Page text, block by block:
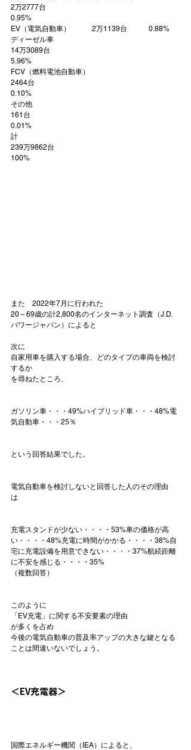
2万2777台
0.95%
EV（電気自動車）
2万1139台 0.88%
ディーゼル車
14万3089台
5.96%
FCV（燃料電池自動車）
2464台
0.10%
その他
161台
0.01%
計
239万9862台
100%
また　2022年7月に行われた
20～69歳の計2,800名のインターネット調査（J.D.
パワージャパン）によると
次に
自家用車を購入する場合、どのタイプの車両を検討
するか
を尋ねたところ、
ガソリン車・・・49%ハイブリッド車・・・48%電
気自動車・・・25％
という回答結果でした。
電気自動車を検討しないと回答した人のその理由
は
充電スタンドが少ない・・・・53%車の価格が高
い・・・・48%充電に時間がかかる・・・・38%自
宅に充電設備を用意できない・・・・37%航続距離
に不安を感じる・・・・35%
（複数回答）
このように
「EV充電」に関する不安要素の理由
が多くを占め
今後の電気自動車の普及率アップの大きな鍵となる
ことは間違いないでしょう。
＜EV充電器＞
国際エネルギー機関（IEA）によると、